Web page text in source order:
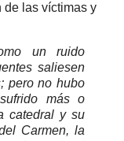
de las víctimas y
un ruido
saliesen
pero no hubo
más o
catedral y su
Carmen, la